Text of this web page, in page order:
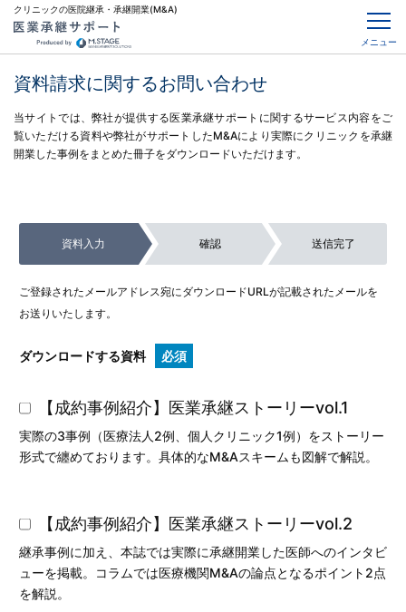
クリニックの医院継承・承継開業(M&A)
メニュー
資料請求に関するお問い合わせ
当サイトでは、弊社が提供する医業承継サポートに関するサービス内容をご
覧いただける資料や弊社がサポートしたM&Aにより実際にクリニックを承継
開業した事例をまとめた冊子をダウンロードいただけます。
資料入力 確認 送信完了
ご登録されたメールアドレス宛にダウンロードURLが記載されたメールを
お送りいたします。
ダウンロードする資料 必須
【成約事例紹介】医業承継ストーリーvol.1
実際の3事例（医療法人2例、個人クリニック1例）をストーリー
形式で纏めております。具体的なM&Aスキームも図解で解説。
【成約事例紹介】医業承継ストーリーvol.2
継承事例に加え、本誌では実際に承継開業した医師へのインタビ
ューを掲載。コラムでは医療機関M&Aの論点となるポイント2点
を解説。